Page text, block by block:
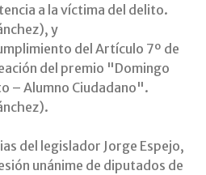
a la víctima del delito.
y
del Artículo 7º de
del premio "Domingo
– Alumno Ciudadano".
del legislador Jorge Espejo,
unánime de diputados de